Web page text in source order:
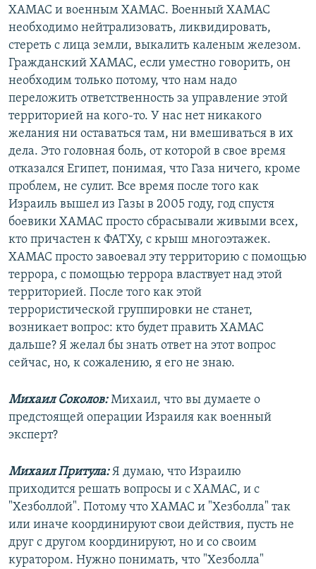
ХАМАС и военным ХАМАС. Военный ХАМАС
необходимо нейтрализовать, ликвидировать,
стереть с лица земли, выкалить каленым железом.
Гражданский ХАМАС, если уместно говорить, он
необходим только потому, что нам надо
переложить ответственность за управление этой
территорией на кого-то. У нас нет никакого
желания ни оставаться там, ни вмешиваться в их
дела. Это головная боль, от которой в свое время
отказался Египет, понимая, что Газа ничего, кроме
проблем, не сулит. Все время после того как
Израиль вышел из Газы в 2005 году, год спустя
боевики ХАМАС просто сбрасывали живыми всех,
кто причастен к ФАТХу, с крыш многоэтажек.
ХАМАС просто завоевал эту территорию с помощью
террора, с помощью террора властвует над этой
территорией. После того как этой
террористической группировки не станет,
возникает вопрос: кто будет править ХАМАС
дальше? Я желал бы знать ответ на этот вопрос
сейчас, но, к сожалению, я его не знаю.
Михаил Соколов:Михаил, что вы думаете о
предстоящей операции Израиля как военный
эксперт?
Михаил Притула:Я думаю, что Израилю
приходится решать вопросы и с ХАМАС, и с
"Хезболлой". Потому что ХАМАС и "Хезболла" так
или иначе координируют свои действия, пусть не
друг с другом координируют, но и со своим
куратором. Нужно понимать, что "Хезболла"